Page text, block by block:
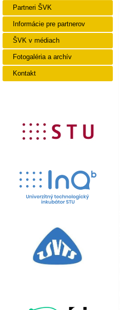
Partneri ŠVK
Informácie pre partnerov
ŠVK v médiach
Fotogaléria a archív
Kontakt